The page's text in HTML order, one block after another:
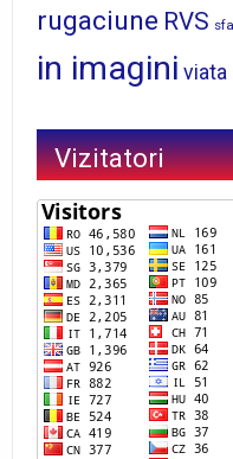
rugaciune RVS
in imagini viata
Vizitatori